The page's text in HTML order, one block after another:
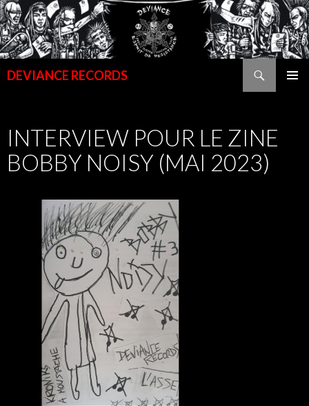
DEVIANCE RECORDS
PRINCIPAL
INTERVIEW POUR LE ZINE
BOBBY NOISY (MAI 2023)